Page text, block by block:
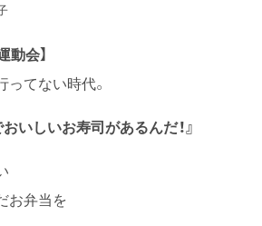
動会】
てない時代。
いしいお寿司があるんだ！』
お弁当を